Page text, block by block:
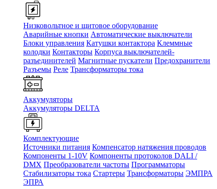
Низковольтное и щитовое оборудование
Аварийные кнопки Автоматические выключатели
Блоки управления Катушки контактора Клеммные
колодки Контакторы Корпуса выключателей-
разъединителей Магнитные пускатели Предохранители
Разъемы Реле Трансформаторы тока
Аккумуляторы
Аккумуляторы DELTA
Комплектующие
Источники питания Компенсатор натяжения проводов
Компоненты 1-10V Компоненты протоколов DALI /
DMX Преобразователи частоты Программаторы
Стабилизаторы тока Стартеры Трансформаторы ЭМПРА
ЭПРА